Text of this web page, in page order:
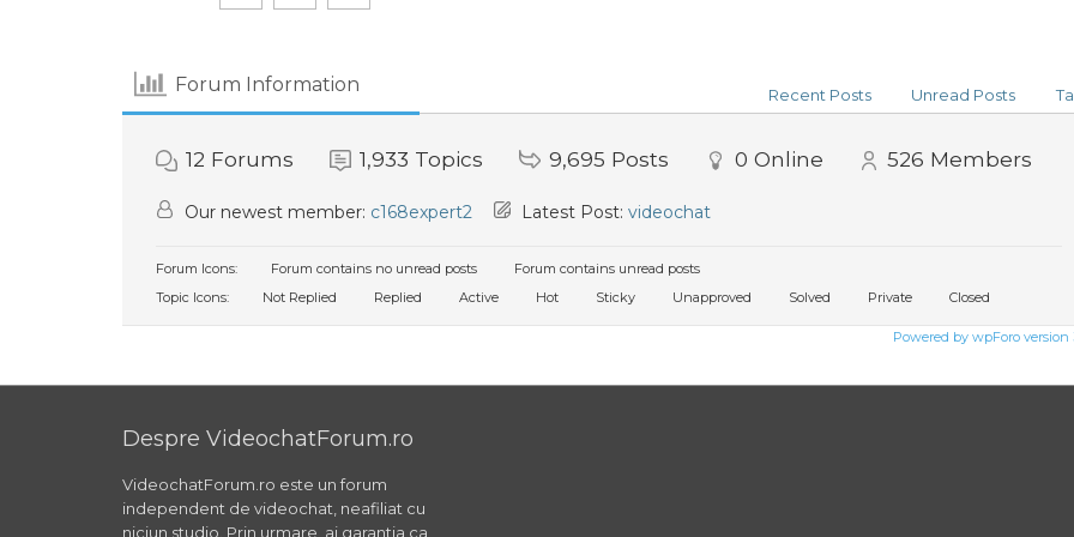
Forum Information Recent Posts Unread Posts
12 Forums 1,933 Topics 9,695 Posts 0 Online 526 Members
Our newest member: c168expert2 Latest Post: videochat
Forum Icons: Forum contains no unread posts
Forum contains unread posts
Topic Icons:
Not Replied Replied Active Hot Sticky Unapproved Solved Private Closed
Powered by wpForo version
Despre VideochatForum.ro
VideochatForum.ro este un forum
independent de videochat, neafiliat cu
niciun studio. Prin urmare, ai garantia ca